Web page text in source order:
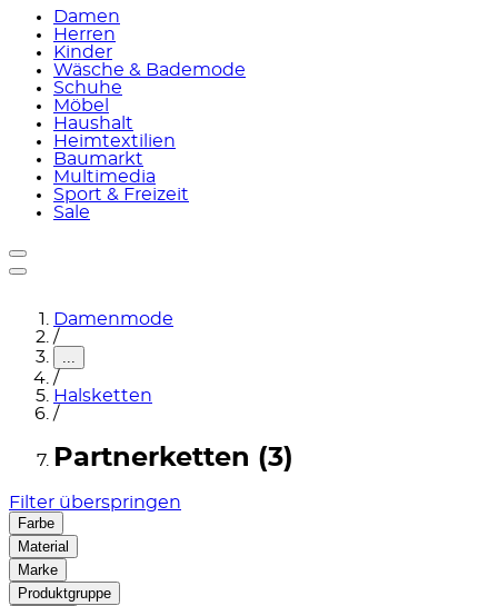
Damen
Herren
Kinder
Wäsche & Bademode
Schuhe
Möbel
Haushalt
Heimtextilien
Baumarkt
Multimedia
Sport & Freizeit
Sale
Damenmode
/
...
/
Halsketten
/
Partnerketten (3)
Filter überspringen
Farbe
Material
Marke
Produktgruppe